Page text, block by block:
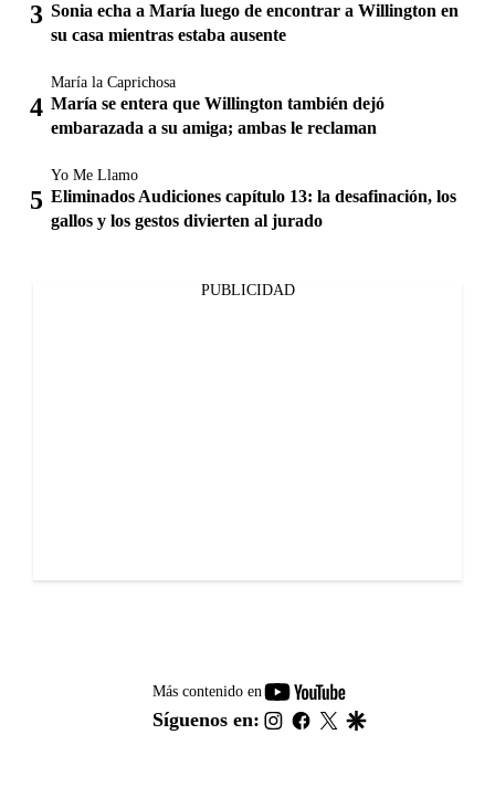
Sonia echa a María luego de encontrar a Willington en
su casa mientras estaba ausente
María la Caprichosa
María se entera que Willington también dejó
embarazada a su amiga; ambas le reclaman
Yo Me Llamo
Eliminados Audiciones capítulo 13: la desafinación, los
gallos y los gestos divierten al jurado
PUBLICIDAD
Más contenido en
youtube-
footer
Síguenos en: instagram
facebook
twitter